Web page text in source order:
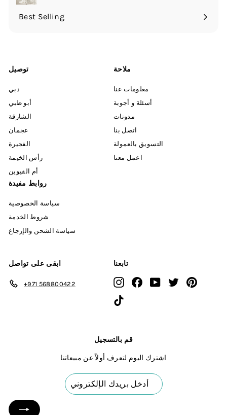
Best Selling
توصيل
دبي
أبو ظبي
الشارقة
عجمان
الفجيرة
رأس الخيمة
أم القيوين
ملاحة
معلومات عنا
أسئلة و أجوبة
مدونات
اتصل بنا
التسويق بالعمولة
اعمل معنا
روابط مفيدة
سياسة الخصوصية
شروط الخدمة
سياسة الشحن والإرجاع
ابقى على تواصل
+971 568800422
تابعنا
InstagramFacebookYouTubeTwitter
قم بالتسجيل
اشترك اليوم لتعرف أولاً عن مبيعاتنا
الإلكتروني